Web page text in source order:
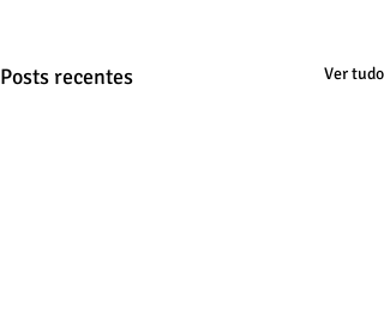
Posts recentes Ver tudo